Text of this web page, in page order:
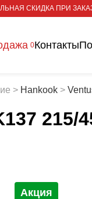
СКИДКА ПРИ
0Контакты
> Hankook >
215/
Акция